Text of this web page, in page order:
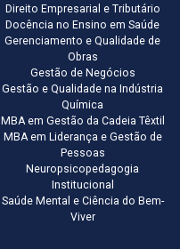
Direito Empresarial e Tributário
Docência no Ensino em Saúde
Gerenciamento e Qualidade de
Obras
Gestão de Negócios
Gestão e Qualidade na Indústria
Química
MBA em Gestão da Cadeia Têxtil
MBA em Liderança e Gestão de
Pessoas
Neuropsicopedagogia
Institucional
Saúde Mental e Ciência do Bem-
Viver